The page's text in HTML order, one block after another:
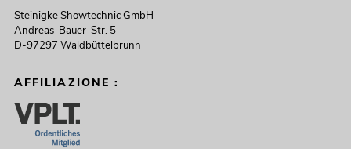
Steinigke Showtechnic GmbH
Andreas-Bauer-Str. 5
D-97297 Waldbüttelbrunn
AFFILIAZIONE :